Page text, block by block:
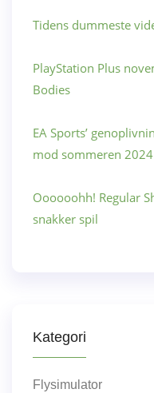
Tidens dummeste
PlayStation Plus
Bodies
EA Sports’
mod sommeren 2024
Oooooohh! Regular
snakker spil
Kategori
Flysimulator